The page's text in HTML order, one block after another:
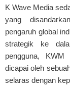
K Wave Media
yang
pengaruh global
strategik ke
pengguna,
dicapai oleh
selaras dengan